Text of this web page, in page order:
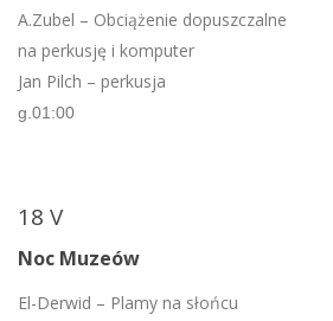
A.Zubel – Obciążenie dopuszczalne
na perkusję i komputer
Jan Pilch – perkusja
g.01:00
18 V
Noc Muzeów
El-Derwid – Plamy na słońcu